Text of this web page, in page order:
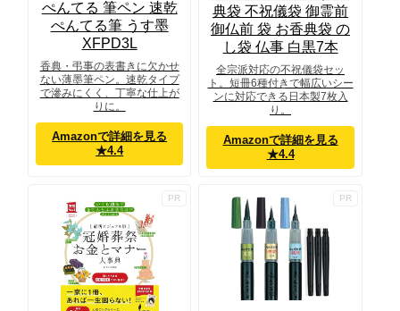
ぺんてる 筆ペン 速乾
ぺんてる筆 うす墨
XFPD3L
香典・弔事の表書きに欠かせ
ない薄墨筆ペン。速乾タイプ
で滲みにくく、丁寧な仕上が
りに。
Amazonで詳細を見る
★4.4
典袋 不祝儀袋 御霊前
御仏前 袋 お香典袋 の
し袋 仏事 白黒7本
全宗派対応の不祝儀袋セッ
ト。短冊6種付きで幅広いシー
ンに対応できる日本製7枚入
り。
Amazonで詳細を見る
★4.4